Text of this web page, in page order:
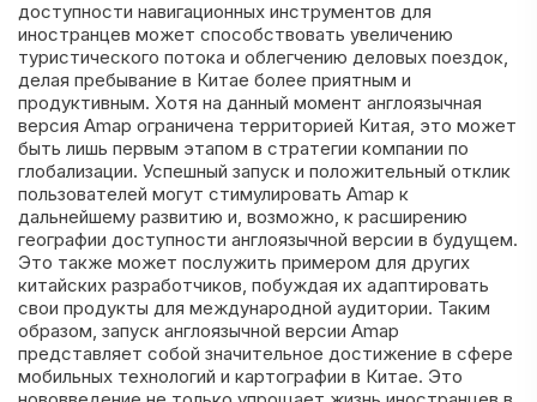
доступности навигационных инструментов для
иностранцев может способствовать увеличению
туристического потока и облегчению деловых поездок,
делая пребывание в Китае более приятным и
продуктивным. Хотя на данный момент англоязычная
версия Amap ограничена территорией Китая, это может
быть лишь первым этапом в стратегии компании по
глобализации. Успешный запуск и положительный отклик
пользователей могут стимулировать Amap к
дальнейшему развитию и, возможно, к расширению
географии доступности англоязычной версии в будущем.
Это также может послужить примером для других
китайских разработчиков, побуждая их адаптировать
свои продукты для международной аудитории. Таким
образом, запуск англоязычной версии Amap
представляет собой значительное достижение в сфере
мобильных технологий и картографии в Китае. Это